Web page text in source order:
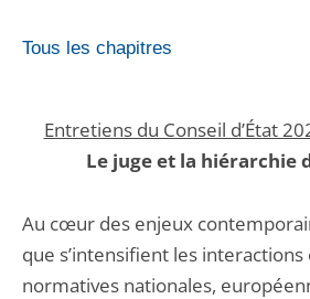
Tous les chapitres
Entretiens du Conseil d’État
Le juge et la hiérarchie
Au cœur des enjeux
que s’intensifient les
normatives nationales,